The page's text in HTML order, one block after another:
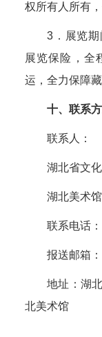
权所有人所有
3．展览
展览保险，全
运，全力保障藏
十、联系
联系人：
湖北省文
湖北美术
联系电话
报送邮箱
地址：湖
北美术馆